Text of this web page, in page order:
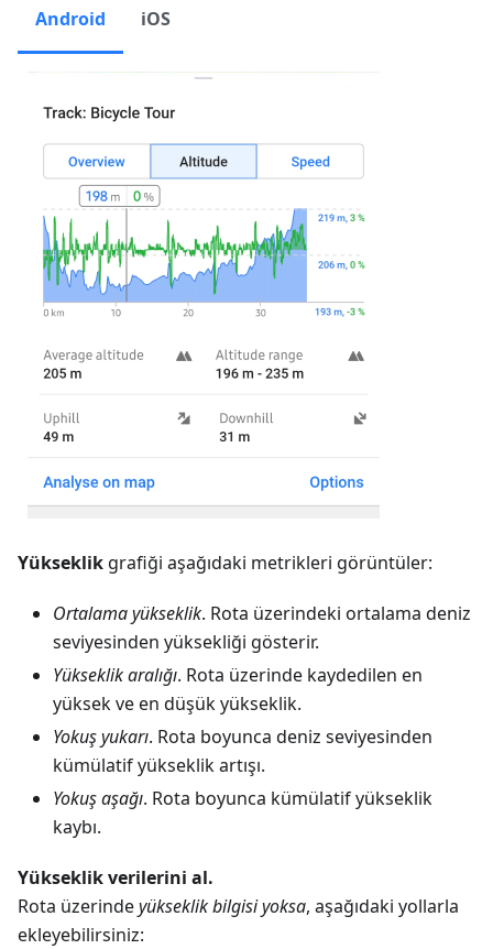
Android iOS
Yükseklik grafiği aşağıdaki metrikleri görüntüler:
Ortalama yükseklik. Rota üzerindeki ortalama deniz
seviyesinden yüksekliği gösterir.
Yükseklik aralığı. Rota üzerinde kaydedilen en
yüksek ve en düşük yükseklik.
Yokuş yukarı. Rota boyunca deniz seviyesinden
kümülatif yükseklik artışı.
Yokuş aşağı. Rota boyunca kümülatif yükseklik
kaybı.
Yükseklik verilerini al.
Rota üzerindeyükseklik bilgisi yoksa, aşağıdaki yollarla
ekleyebilirsiniz: